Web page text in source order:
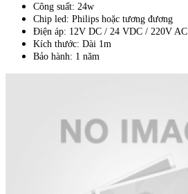
Công suất: 24w
Chip led: Philips hoặc tương đương
Điện áp: 12V DC / 24 VDC / 220V AC
Kích thước: Dài 1m
Bảo hành: 1 năm